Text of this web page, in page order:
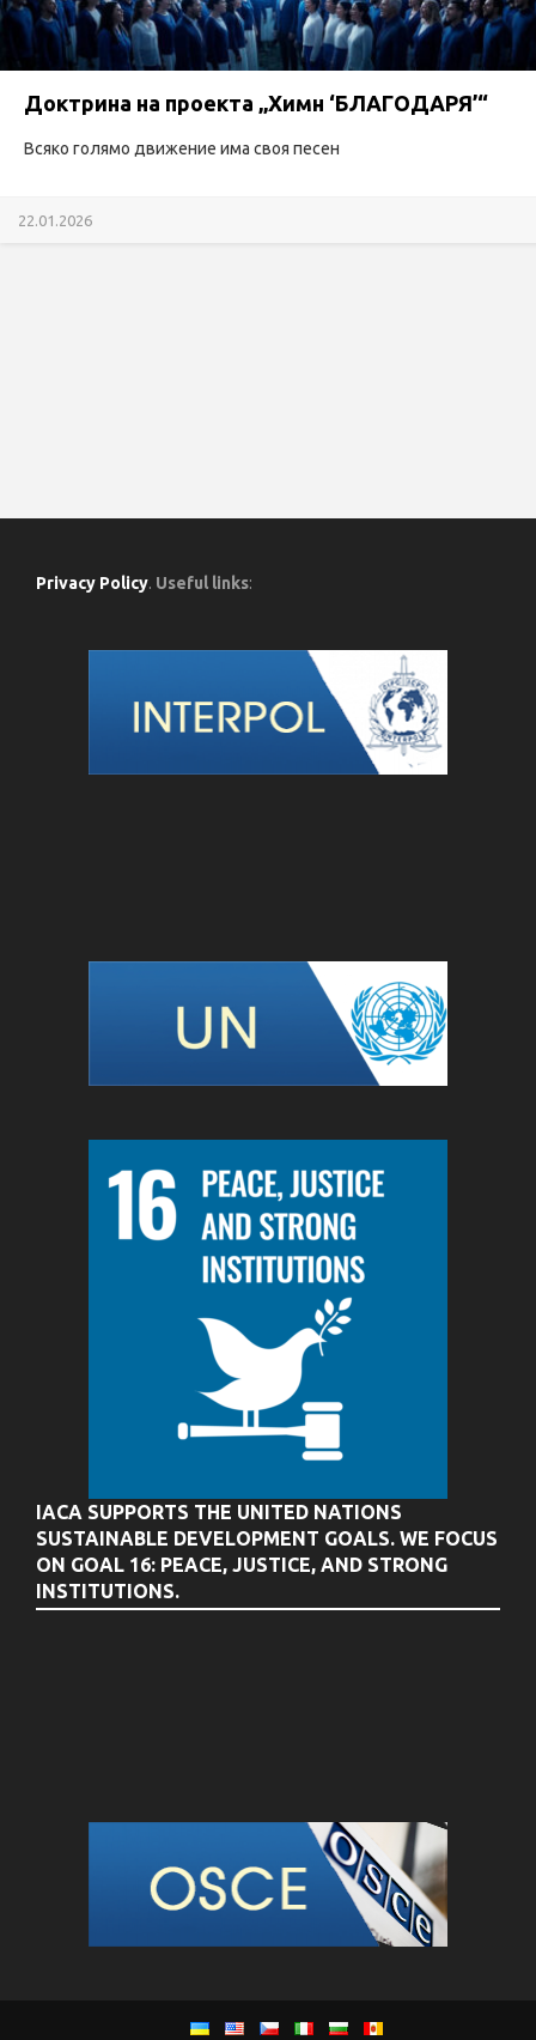
Доктрина на проекта „Химн ‘БЛАГОДАРЯ’“
Всяко голямо движение има своя песен
22.01.2026
Privacy Policy. Useful links:
IACA SUPPORTS THE UNITED NATIONS
SUSTAINABLE DEVELOPMENT GOALS. WE FOCUS
ON GOAL 16: PEACE, JUSTICE, AND STRONG
INSTITUTIONS.